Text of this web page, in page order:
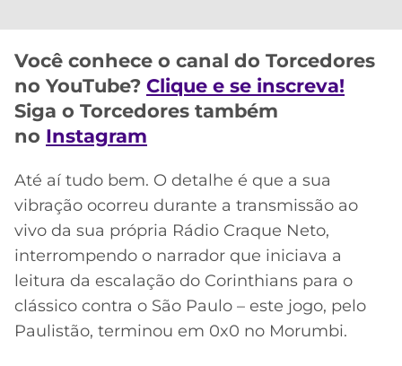
ATLÉTICO
MG
LALIGA
Você conhece o canal do Torcedores
no YouTube? Clique e se inscreva!
Siga o Torcedores também
no Instagram
Até aí tudo bem. O detalhe é que a sua
vibração ocorreu durante a transmissão ao
vivo da sua própria Rádio Craque Neto,
interrompendo o narrador que iniciava a
leitura da escalação do Corinthians para o
clássico contra o São Paulo – este jogo, pelo
Paulistão, terminou em 0x0 no Morumbi.